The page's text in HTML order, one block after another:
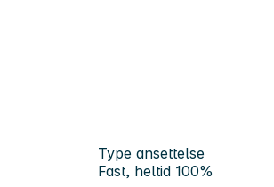
Type ansettelse
Fast, heltid 100%